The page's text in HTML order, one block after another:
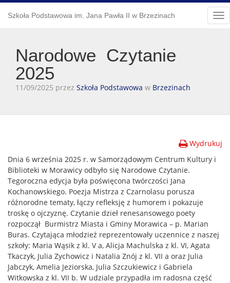
Szkoła Podstawowa im. Jana Pawła II w Brzezinach
Narodowe Czytanie
2025
11/09/2025 przez Szkoła Podstawowa w Brzezinach
Wydrukuj
Dnia 6 września 2025 r. w Samorządowym Centrum Kultury i
Biblioteki w Morawicy odbyło się Narodowe Czytanie.
Tegoroczna edycja była poświęcona twórczości Jana
Kochanowskiego. Poezja Mistrza z Czarnolasu porusza
różnorodne tematy, łączy refleksję z humorem i pokazuje
troskę o ojczyznę. Czytanie dzieł renesansowego poety
rozpoczął Burmistrz Miasta i Gminy Morawica – p. Marian
Buras. Czytająca młodzież reprezentowały uczennice z naszej
szkoły: Maria Wąsik z kl. V a, Alicja Machulska z kl. VI, Agata
Tkaczyk, Julia Zychowicz i Natalia Znój z kl. VII a oraz Julia
Jabczyk, Amelia Jeziorska, Julia Szczukiewicz i Gabriela
Witkowska z kl. VII b. W udziale przypadła im radosna część